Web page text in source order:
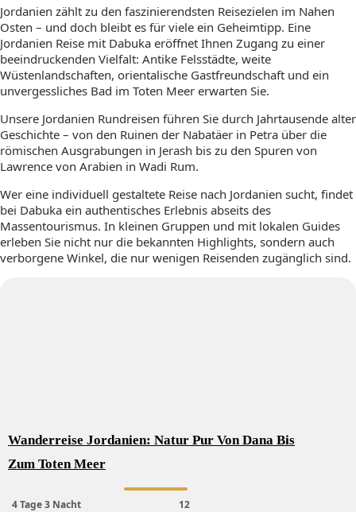
Jordanien zählt zu den faszinierendsten Reisezielen im Nahen
Osten – und doch bleibt es für viele ein Geheimtipp. Eine
Jordanien Reise mit Dabuka eröffnet Ihnen Zugang zu einer
beeindruckenden Vielfalt: Antike Felsstädte, weite
Wüstenlandschaften, orientalische Gastfreundschaft und ein
unvergessliches Bad im Toten Meer erwarten Sie.
Unsere Jordanien Rundreisen führen Sie durch Jahrtausende alter
Geschichte – von den Ruinen der Nabatäer in Petra über die
römischen Ausgrabungen in Jerash bis zu den Spuren von
Lawrence von Arabien in Wadi Rum.
Wer eine individuell gestaltete Reise nach Jordanien sucht, findet
bei Dabuka ein authentisches Erlebnis abseits des
Massentourismus. In kleinen Gruppen und mit lokalen Guides
erleben Sie nicht nur die bekannten Highlights, sondern auch
verborgene Winkel, die nur wenigen Reisenden zugänglich sind.
Wanderreise Jordanien: Natur Pur Von Dana Bis
Zum Toten Meer
4 Tage 3 Nacht 12